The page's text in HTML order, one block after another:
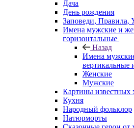
Дача
День рождения
Заповеди, Правила,
Имена мужские и
горизонтальные
Назад
Имена
вертикальные
Женские
Мужские
Картины известных
Кухня
Народный фольклор
Натюрморты